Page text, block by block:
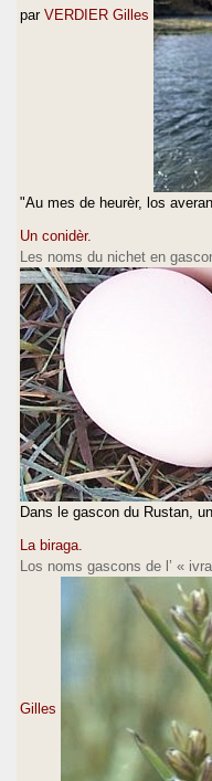
par VERDIER Gilles
"Au mes de heurèr, los
Un conidèr.
Les noms du nichet en
Dans le gascon du Rustan,
La biraga.
Los noms gascons de l’ «
Gilles